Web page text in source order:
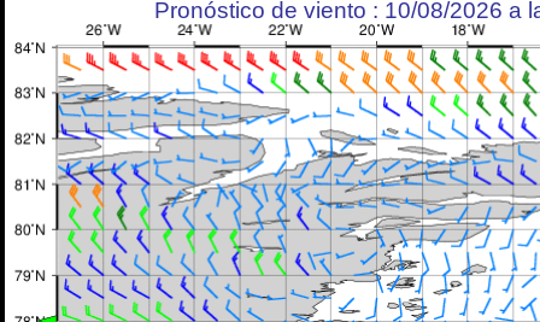
Pronóstico de viento : 10/08/2026 a